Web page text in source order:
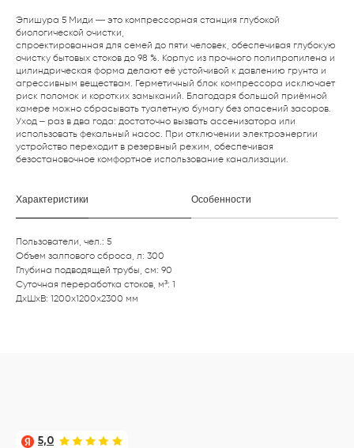
Эпишура 5 Миди — это компрессорная станция глубокой
биологической очистки,
спроектированная для семей до пяти человек, обеспечивая глубокую
очистку бытовых стоков до 98 %. Корпус из прочного полипропилена и
цилиндрическая форма делают её устойчивой к давлению грунта и
агрессивным веществам. Герметичный блок компрессора исключает
риск поломок и коротких замыканий. Благодаря большой приёмной
камере можно сбрасывать туалетную бумагу без опасений засоров.
Уход – раз в два года: достаточно вызвать ассенизатора или
использовать фекальный насос. При отключении электроэнергии
устройство переходит в резервный режим, обеспечивая
безостановочное комфортное использование канализации.
Характеристики Особенности
Пользователи, чел.: 5
Объем залпового сброса, л: 300
Глубина подводящей трубы, см: 90
Суточная переработка стоков, м³: 1
ДxШxВ: 1200x1200x2300 мм
5,0